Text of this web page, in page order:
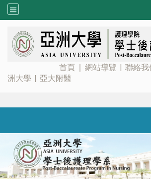
首頁 ∣ 網站導覽 | 聯絡我
洲大學 | 亞大附醫